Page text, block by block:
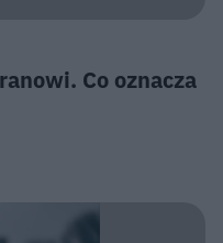
Co oznacza